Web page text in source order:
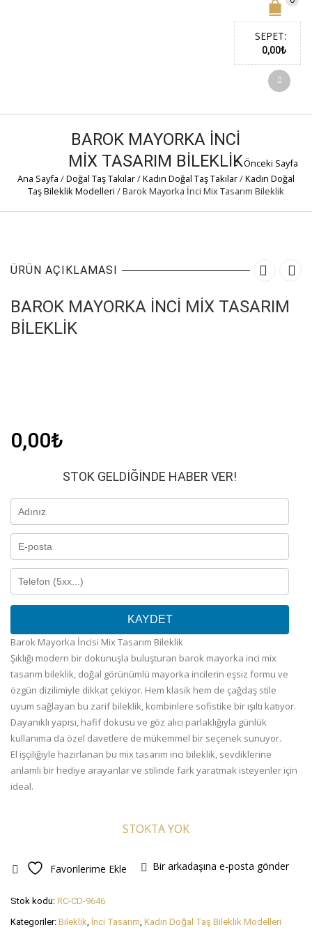
SEPET:
0,00₺
BAROK MAYORKA İNCI
MIX TASARIM BILEKLIK
Ana Sayfa /Doğal Taş Takılar/Kadın Doğal Taş Takılar/Kadın Doğal
Taş Bileklik Modelleri /Barok Mayorka İnci Mix Tasarım Bileklik
Önceki Sayfa
ÜRÜN AÇIKLAMASI
BAROK MAYORKA İNCI MIX TASARIM
BILEKLIK
0,00₺
STOK GELDIĞINDE HABER VER!
KAYDET
Barok Mayorka İncisi Mix Tasarım Bileklik
Şıklığı modern bir dokunuşla buluşturan barok mayorka inci mix
tasarım bileklik, doğal görünümlü mayorka incilerin eşsiz formu ve
özgün dizilimiyle dikkat çekiyor. Hem klasik hem de çağdaş stile
uyum sağlayan bu zarif bileklik, kombinlere sofistike bir ışıltı katıyor.
Dayanıklı yapısı, hafif dokusu ve göz alıcı parlaklığıyla günlük
kullanıma da özel davetlere de mükemmel bir seçenek sunuyor.
El işçiliğiyle hazırlanan bu mix tasarım inci bileklik, sevdiklerine
anlamlı bir hediye arayanlar ve stilinde fark yaratmak isteyenler için
ideal.
STOKTA YOK
Favorilerime Ekle Bir arkadaşına e-posta gönder
Stok kodu: RC-CD-9646
Kategoriler: Bileklik İnci Tasarım Kadın Doğal Taş Bileklik Modelleri